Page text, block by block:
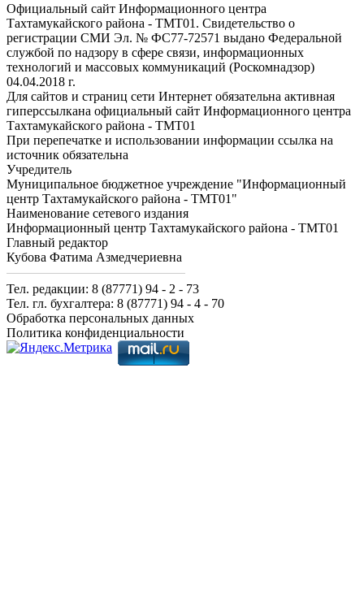
Официальный сайт Информационного центра
Тахтамукайского района - ТМТ01. Свидетельство о
регистрации СМИ Эл. № ФС77-72571 выдано Федеральной
службой по надзору в сфере связи, информационных
технологий и массовых коммуникаций (Роскомнадзор)
04.04.2018 г.
Для сайтов и страниц сети Интернет обязательна активная
гиперссылкана официальный сайт Информационного центра
Тахтамукайского района - ТМТ01
При перепечатке и использовании информации ссылка на
источник обязательна
Учредитель
Муниципальное бюджетное учреждение "Информационный
центр Тахтамукайского района - ТМТ01"
Наименование сетевого издания
Информационный центр Тахтамукайского района - ТМТ01
Главный редактор
Кубова Фатима Азмедчериевна
Тел. редакции: 8 (87771) 94 - 2 - 73
Тел. гл. бухгалтера: 8 (87771) 94 - 4 - 70
Обработка персональных данных
Политика конфиденциальности